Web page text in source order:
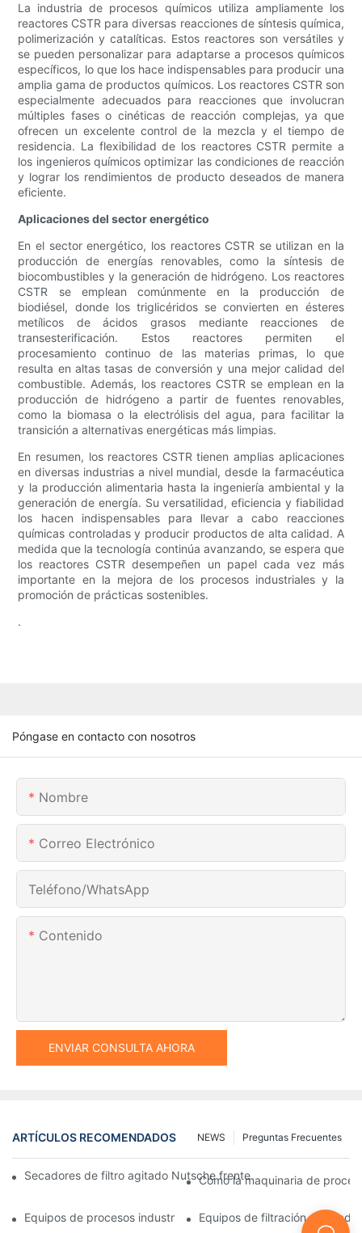
La industria de procesos químicos utiliza ampliamente los
reactores CSTR para diversas reacciones de síntesis química,
polimerización y catalíticas. Estos reactores son versátiles y
se pueden personalizar para adaptarse a procesos químicos
específicos, lo que los hace indispensables para producir una
amplia gama de productos químicos. Los reactores CSTR son
especialmente adecuados para reacciones que involucran
múltiples fases o cinéticas de reacción complejas, ya que
ofrecen un excelente control de la mezcla y el tiempo de
residencia. La flexibilidad de los reactores CSTR permite a
los ingenieros químicos optimizar las condiciones de reacción
y lograr los rendimientos de producto deseados de manera
eficiente.
Aplicaciones del sector energético
En el sector energético, los reactores CSTR se utilizan en la
producción de energías renovables, como la síntesis de
biocombustibles y la generación de hidrógeno. Los reactores
CSTR se emplean comúnmente en la producción de
biodiésel, donde los triglicéridos se convierten en ésteres
metílicos de ácidos grasos mediante reacciones de
transesterificación. Estos reactores permiten el
procesamiento continuo de las materias primas, lo que
resulta en altas tasas de conversión y una mejor calidad del
combustible. Además, los reactores CSTR se emplean en la
producción de hidrógeno a partir de fuentes renovables,
como la biomasa o la electrólisis del agua, para facilitar la
transición a alternativas energéticas más limpias.
En resumen, los reactores CSTR tienen amplias aplicaciones
en diversas industrias a nivel mundial, desde la farmacéutica
y la producción alimentaria hasta la ingeniería ambiental y la
generación de energía. Su versatilidad, eficiencia y fiabilidad
los hacen indispensables para llevar a cabo reacciones
químicas controladas y producir productos de alta calidad. A
medida que la tecnología continúa avanzando, se espera que
los reactores CSTR desempeñen un papel cada vez más
importante en la mejora de los procesos industriales y la
promoción de prácticas sostenibles.
.
Póngase en contacto con nosotros
Nombre
Correo Electrónico
Teléfono/WhatsApp
Contenido
ENVIAR CONSULTA AHORA
ARTÍCULOS RECOMENDADOS Preguntas Frecuentes
NEWS
Secadores de filtro agitado Nutsche frente a otros métodos de
Cómo la maquinaria de
Equipos de procesos industriales: innovaciones que moldean el
Equipos de filtración y